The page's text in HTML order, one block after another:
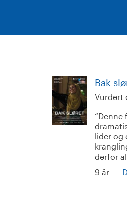
Bak
Vurdert
Denne
lider og
derfor
9 år